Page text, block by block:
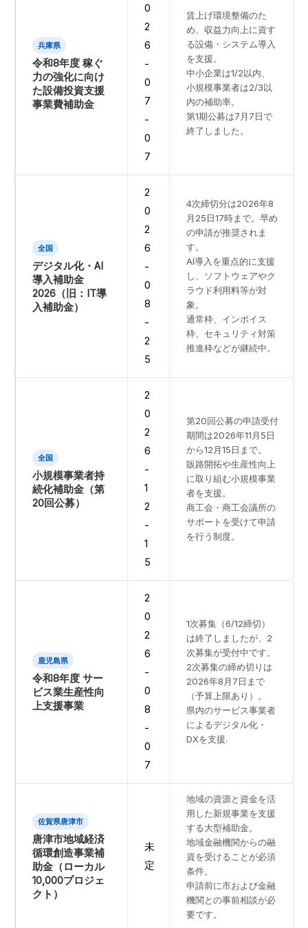
兵庫県
令和8年度 稼ぐ
力の強化に向け
た設備投資支援
事業費補助金
0
2
6
-
0
7
-
0
7
賃上げ環境整備のた
め、収益力向上に資す
る設備・システム導入
を支援。
中小企業は1/2以内、
小規模事業者は2/3以
内の補助率。
第1期公募は7月7日で
終了しました。
全国
デジタル化・AI
導入補助金
2026（旧：IT導
入補助金）
2
0
2
6
-
0
8
-
2
5
4次締切分は2026年8
月25日17時まで。早め
の申請が推奨されま
す。
AI導入を重点的に支援
し、ソフトウェアやク
ラウド利用料等が対
象。
通常枠、インボイス
枠、セキュリティ対策
推進枠などが継続中。
全国
小規模事業者持
続化補助金（第
20回公募）
2
0
2
6
-
1
2
-
1
5
第20回公募の申請受付
期間は2026年11月5日
から12月15日まで。
販路開拓や生産性向上
に取り組む小規模事業
者を支援。
商工会・商工会議所の
サポートを受けて申請
を行う制度。
鹿児島県
令和8年度 サー
ビス業生産性向
上支援事業
2
0
2
6
-
0
8
-
0
7
1次募集（6/12締切）
は終了しましたが、2
次募集が受付中です。
2次募集の締め切りは
2026年8月7日まで
（予算上限あり）。
県内のサービス事業者
によるデジタル化・
DXを支援.
佐賀県唐津市
唐津市地域経済
循環創造事業補
助金（ローカル
10,000プロジェ
クト）
未
定
地域の資源と資金を活
用した新規事業を支援
する大型補助金。
地域金融機関からの融
資を受けることが必須
条件。
申請前に市および金融
機関との事前相談が必
要です。